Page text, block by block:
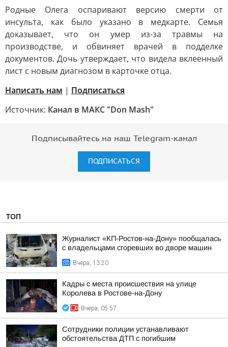
Родные Олега оспаривают версию смерти от
инсульта, как было указано в медкарте. Семья
доказывает, что он умер из-за травмы на
производстве, и обвиняет врачей в подделке
документов. Дочь утверждает, что видела вклеенный
лист с новым диагнозом в карточке отца.
Написать нам | Подписаться
Источник: Канал в МАКС "Don Mash"
Подписывайтесь на наш Telegram-канал
ПОДПИСАТЬСЯ
ТОП
Журналист «КП-Ростов-на-Дону» пообщалась
с владельцами сгоревших во дворе машин
Вчера, 13:20
Кадры с места происшествия на улице
Королева в Ростове-на-Дону
Вчера, 05:57
Сотрудники полиции устанавливают
обстоятельства ДТП с погибшим